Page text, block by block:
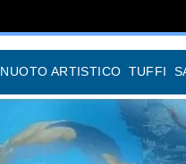
NUOTO ARTISTICO TUFFI